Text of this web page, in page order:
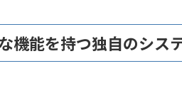
能を持つ独自のシス